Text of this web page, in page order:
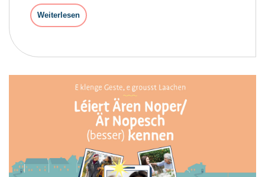
Weiterlesen